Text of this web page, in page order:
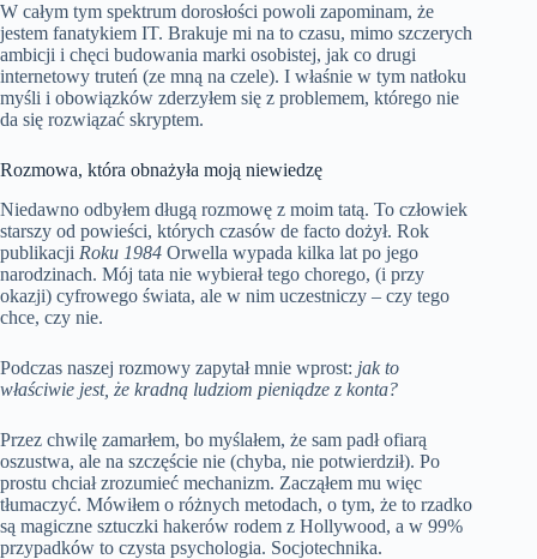
W całym tym spektrum dorosłości powoli zapominam, że
jestem fanatykiem IT. Brakuje mi na to czasu, mimo szczerych
ambicji i chęci budowania marki osobistej, jak co drugi
internetowy truteń (ze mną na czele). I właśnie w tym natłoku
myśli i obowiązków zderzyłem się z problemem, którego nie
da się rozwiązać skryptem.
Rozmowa, która obnażyła moją niewiedzę
Niedawno odbyłem długą rozmowę z moim tatą. To człowiek
starszy od powieści, których czasów de facto dożył. Rok
publikacji Roku 1984 Orwella wypada kilka lat po jego
narodzinach. Mój tata nie wybierał tego chorego, (i przy
okazji) cyfrowego świata, ale w nim uczestniczy – czy tego
chce, czy nie.
Podczas naszej rozmowy zapytał mnie wprost: jak to
właściwie jest, że kradną ludziom pieniądze z konta?
Przez chwilę zamarłem, bo myślałem, że sam padł ofiarą
oszustwa, ale na szczęście nie (chyba, nie potwierdził). Po
prostu chciał zrozumieć mechanizm. Zacząłem mu więc
tłumaczyć. Mówiłem o różnych metodach, o tym, że to rzadko
są magiczne sztuczki hakerów rodem z Hollywood, a w 99%
przypadków to czysta psychologia. Socjotechnika.